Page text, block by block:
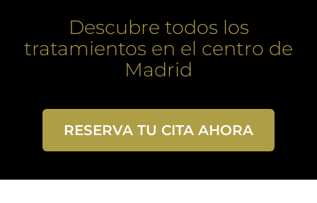
Descubre todos los
tratamientos en el centro de
Madrid
RESERVA TU CITA AHORA